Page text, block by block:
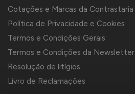
Cotações e Marcas da Contrastaria
Política de Privacidade e Cookies
Termos e Condições Gerais
Termos e Condições da Newsletter
Resolução de litígios
Livro de Reclamações